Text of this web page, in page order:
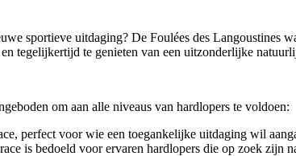
sportieve uitdaging? De Foulées des Langoustines
tegelijkertijd te genieten van een uitzonderlijke
om aan alle niveaus van hardlopers te voldoen:
perfect voor wie een toegankelijke uitdaging wil
is bedoeld voor ervaren hardlopers die op zoek zijn